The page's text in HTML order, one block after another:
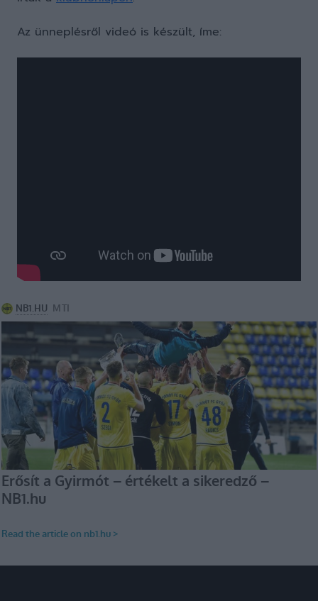
Az ünneplésről videó is készült, íme: